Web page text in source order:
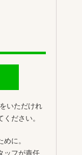
いただけれ
ださい。
に。
ッフが責任